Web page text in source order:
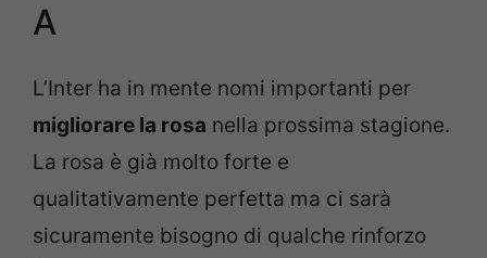
A
L’Inter ha in mente nomi importanti per
migliorare la rosa nella prossima stagione.
La rosa è già molto forte e
qualitativamente perfetta ma ci sarà
sicuramente bisogno di qualche rinforzo